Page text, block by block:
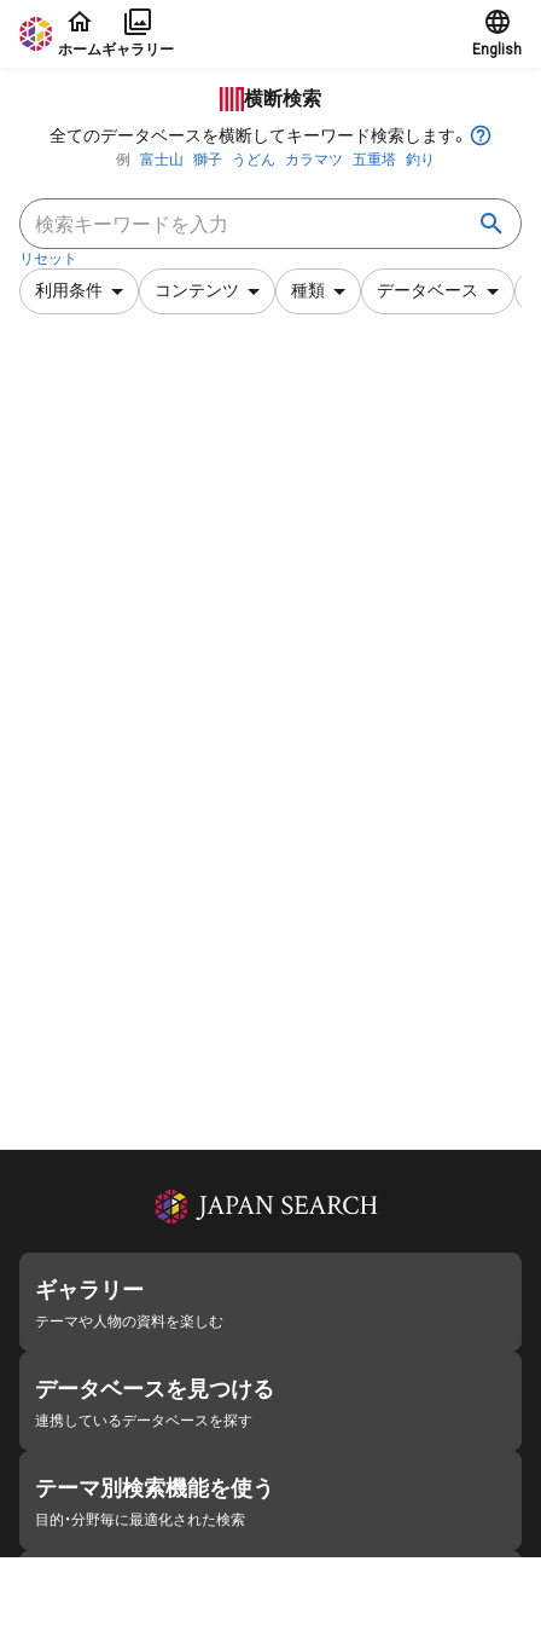
本文に飛ぶ
ホームギャラリー English
横断検索
全てのデータベースを横断してキーワード検索します。
例 富士山 獅子 うどん カラマツ 五重塔 釣り
リセット
利用条件 コンテンツ 種類 データベース
ギャラリー
テーマや人物の資料を楽しむ
データベースを見つける
連携しているデータベースを探す
テーマ別検索機能を使う
目的・分野毎に最適化された検索